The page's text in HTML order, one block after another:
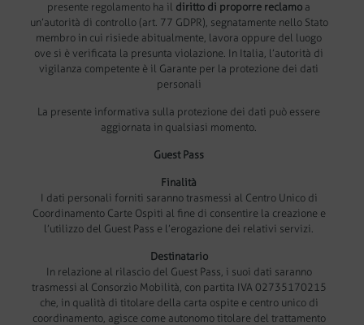
presente regolamento ha il diritto di proporre reclamo a
un’autorità di controllo (art. 77 GDPR), segnatamente nello Stato
membro in cui risiede abitualmente, lavora oppure del luogo
ove si è verificata la presunta violazione. In Italia, l’autorità di
vigilanza competente è il Garante per la protezione dei dati
personali
La presente informativa sulla protezione dei dati può essere
aggiornata in qualsiasi momento.
Guest Pass
Finalità
I dati personali forniti saranno trasmessi al Centro Unico di
Coordinamento Carte Ospiti al fine di consentire la creazione e
l’utilizzo del Guest Pass e l’erogazione dei relativi servizi.
Destinatario
In relazione al rilascio del Guest Pass, i suoi dati saranno
trasmessi al Consorzio Mobilità, con partita IVA 02735170215
che, in qualità di titolare della carta ospite e centro unico di
coordinamento, agisce come autonomo titolare del trattamento